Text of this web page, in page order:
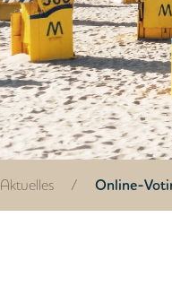
Aktuelles / Online-